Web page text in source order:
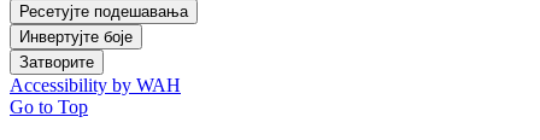
Ресетујте подешавања
Инвертујте боје
Затворите
Accessibility by WAH
Go to Top